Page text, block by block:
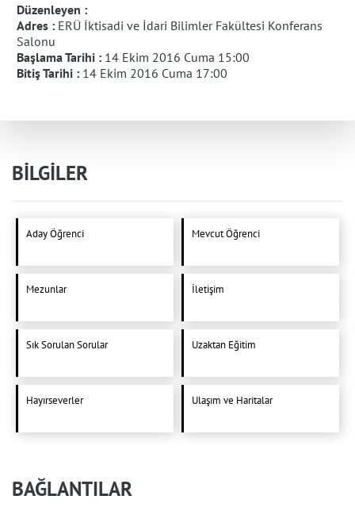
Düzenleyen :
Adres : ERÜ İktisadi ve İdari Bilimler Fakültesi Konferans
Salonu
Başlama Tarihi : 14 Ekim 2016 Cuma 15:00
Bitiş Tarihi : 14 Ekim 2016 Cuma 17:00
BİLGİLER
Aday Öğrenci Mevcut Öğrenci
Mezunlar İletişim
Sık Sorulan Sorular Uzaktan Eğitim
Hayırseverler Ulaşım ve Haritalar
BAĞLANTILAR